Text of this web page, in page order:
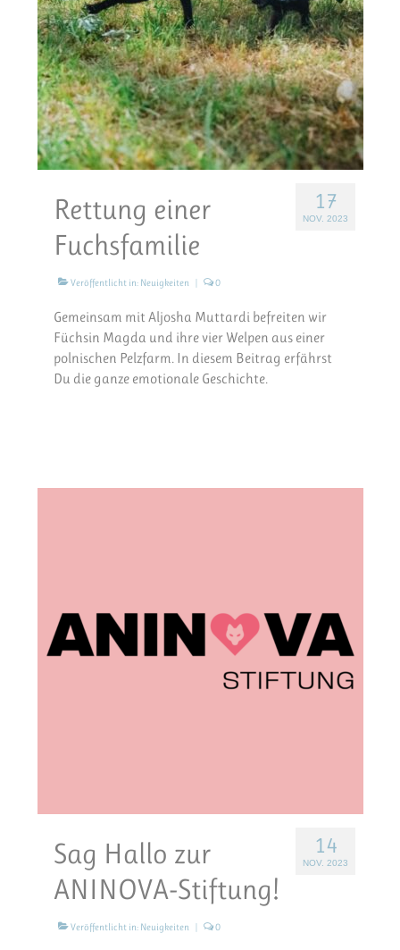
17
NOV. 2023
Rettung einer
Fuchsfamilie
Veröffentlicht in: Neuigkeiten | 0
Gemeinsam mit Aljosha Muttardi befreiten wir
Füchsin Magda und ihre vier Welpen aus einer
polnischen Pelzfarm. In diesem Beitrag erfährst
Du die ganze emotionale Geschichte.
14
NOV. 2023
Sag Hallo zur
ANINOVA-Stiftung!
Veröffentlicht in: Neuigkeiten | 0